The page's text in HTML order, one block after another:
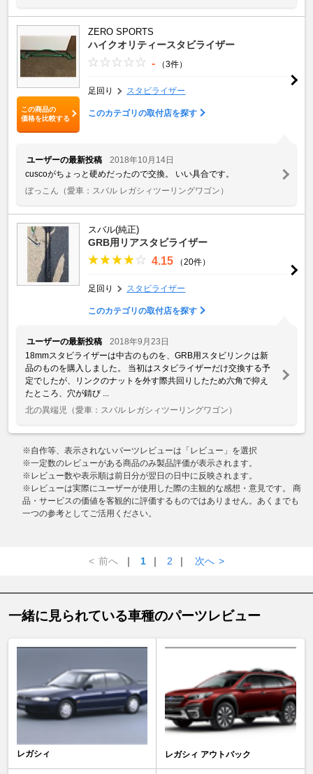
この商品の
価格を比較する
ZERO SPORTS
ハイクオリティースタビライザー
- （3件）
足回り スタビライザー
このカテゴリの取付店を探す
ユーザーの最新投稿
2018年10月14日
cuscoがちょっと硬めだったので交換。 いい具合です。
ぼっこん （愛車：スバル レガシィツーリングワゴン）
スバル(純正)
GRB用リアスタビライザー
4.15 （20件）
足回り スタビライザー
このカテゴリの取付店を探す
ユーザーの最新投稿
2018年9月23日
18mmスタビライザーは中古のものを、GRB用スタビリンクは新
品のものを購入しました。 当初はスタビライザーだけ交換する予
定でしたが、リンクのナットを外す際共回りしたため六角で抑え
たところ、穴が錆び ...
北の異端児
（愛車：スバル レガシィツーリングワゴン）
※自作等、表示されないパーツレビューは「レビュー」を選択
※一定数のレビューがある商品のみ製品評価が表示されます。
※レビュー数や表示順は前日分が翌日の日中に反映されます。
※レビューは実際にユーザーが使用した際の主観的な感想・意見です。 商
品・サービスの価値を客観的に評価するものではありません。あくまでも
一つの参考としてご活用ください。
< 前へ ｜ 1 ｜ 2 ｜ 次へ >
一緒に見られている車種のパーツレビュー
レガシィ レガシィ アウトバック